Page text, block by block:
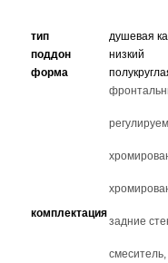
тип
душевая
поддон
низкий
форма
комплектация
задние
смеситель,